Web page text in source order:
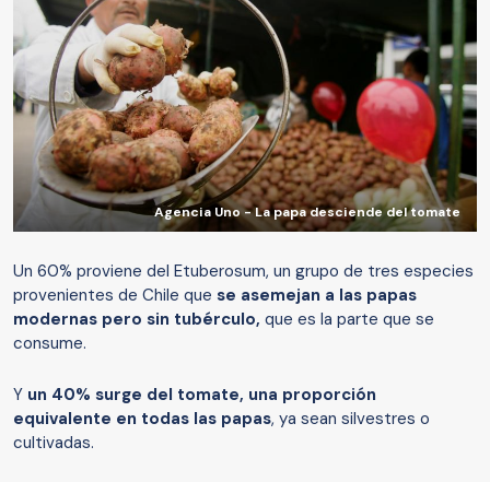
Agencia Uno - La papa desciende del tomate
Un 60% proviene del Etuberosum, un grupo de tres especies
provenientes de Chile que se asemejan a las papas
modernas pero sin tubérculo, que es la parte que se
consume.
Y un 40% surge del tomate, una proporción
equivalente en todas las papas, ya sean silvestres o
cultivadas.